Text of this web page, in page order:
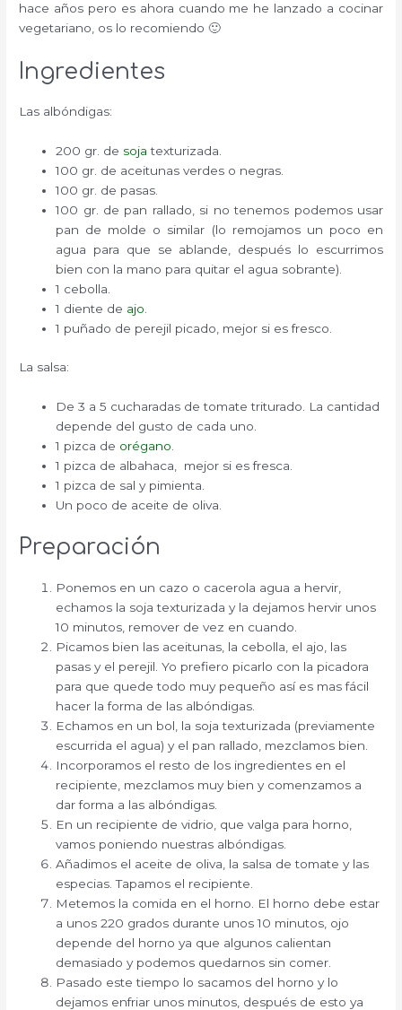
hace años pero es ahora cuando me he lanzado a cocinar
vegetariano, os lo recomiendo 🙂
Ingredientes
Las albóndigas:
200 gr. de soja texturizada.
100 gr. de aceitunas verdes o negras.
100 gr. de pasas.
100 gr. de pan rallado, si no tenemos podemos usar
pan de molde o similar (lo remojamos un poco en
agua para que se ablande, después lo escurrimos
bien con la mano para quitar el agua sobrante).
1 cebolla.
1 diente de ajo.
1 puñado de perejil picado, mejor si es fresco.
La salsa:
De 3 a 5 cucharadas de tomate triturado. La cantidad
depende del gusto de cada uno.
1 pizca de orégano
1 pizca de albahaca, mejor si es fresca.
1 pizca de sal y pimienta.
Un poco de aceite de oliva.
Preparación
Ponemos en un cazo o cacerola agua a hervir,
echamos la soja texturizada y la dejamos hervir unos
10 minutos, remover de vez en cuando.
Picamos bien las aceitunas, la cebolla, el ajo, las
pasas y el perejil. Yo prefiero picarlo con la picadora
para que quede todo muy pequeño así es mas fácil
hacer la forma de las albóndigas.
Echamos en un bol, la soja texturizada (previamente
escurrida el agua) y el pan rallado, mezclamos bien.
Incorporamos el resto de los ingredientes en el
recipiente, mezclamos muy bien y comenzamos a
dar forma a las albóndigas.
En un recipiente de vidrio, que valga para horno,
vamos poniendo nuestras albóndigas.
Añadimos el aceite de oliva, la salsa de tomate y las
especias. Tapamos el recipiente.
Metemos la comida en el horno. El horno debe estar
a unos 220 grados durante unos 10 minutos, ojo
depende del horno ya que algunos calientan
demasiado y podemos quedarnos sin comer.
Pasado este tiempo lo sacamos del horno y lo
dejamos enfriar unos minutos, después de esto ya